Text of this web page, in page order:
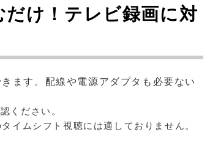
け！テレビ録画に対
ます。配線や電源アダプタも必要ない
ください。
イムシフト視聴には適しておりません。